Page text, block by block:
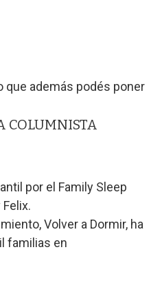
que además podés poner
COLUMNISTA
por el Family Sleep
Volver a Dormir, ha
familias en